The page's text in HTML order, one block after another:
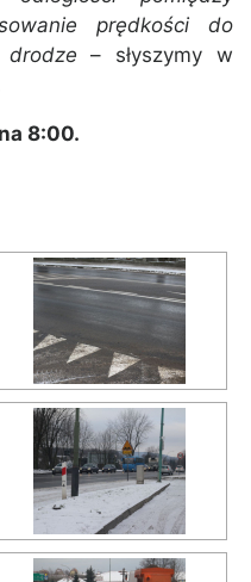
prędkości do
– słyszymy w
8:00.